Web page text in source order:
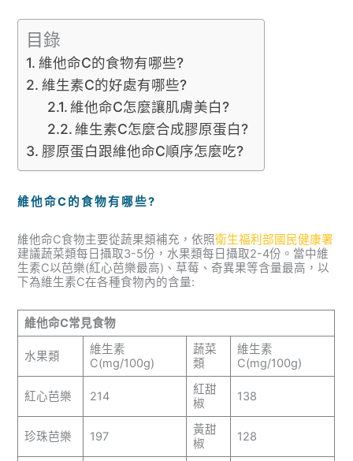
目錄
維他命C的食物有哪些?
維生素C的好處有哪些?
維他命C怎麼讓肌膚美白?
維生素C怎麼合成膠原蛋白?
膠原蛋白跟維他命C順序怎麼吃?
維他命C的食物有哪些?
維他命C食物主要從蔬果類補充，依照衛生福利部國民健康署
建議蔬菜類每日攝取3-5份，水果類每日攝取2-4份。當中維
生素C以芭樂(紅心芭樂最高)、草莓、奇異果等含量最高，以
下為維生素C在各種食物內的含量:
維他命C常見食物
水果類
維生素
C(mg/100g)
蔬菜
類
維生素
C(mg/100g)
紅心芭樂 214
紅甜
椒
138
珍珠芭樂 197
黃甜
椒
128